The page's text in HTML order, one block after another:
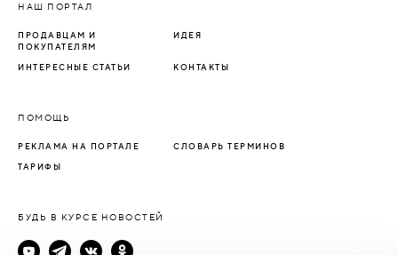
НАШ ПОРТАЛ
ПРОДАВЦАМ И
ПОКУПАТЕЛЯМ
ИДЕЯ
ИНТЕРЕСНЫЕ СТАТЬИ КОНТАКТЫ
ПОМОЩЬ
РЕКЛАМА НА ПОРТАЛЕ СЛОВАРЬ ТЕРМИНОВ
ТАРИФЫ
БУДЬ В КУРСЕ НОВОСТЕЙ